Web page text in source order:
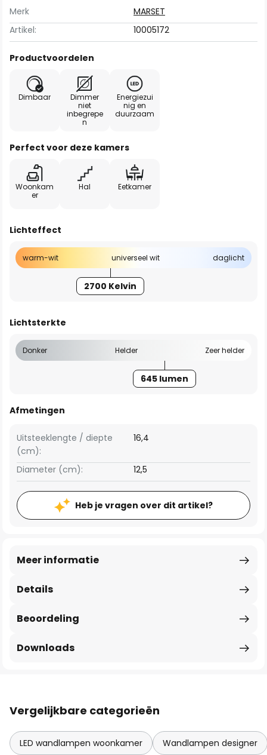
Merk
MARSET
Artikel:
10005172
Productvoordelen
Dimbaar
Dimmer
niet
inbegrepe
n
Energiezui
nig en
duurzaam
Perfect voor deze kamers
Woonkam
er
Hal Eetkamer
Lichteffect
warm-wit universeel wit daglicht
2700 Kelvin
Lichtsterkte
Donker Helder Zeer helder
645 lumen
Afmetingen
Uitsteeklengte / diepte
(cm):
16,4
Diameter (cm): 12,5
Heb je vragen over dit artikel?
Details
Meer informatie
Beoordeling
Downloads
Vergelijkbare categorieën
LED wandlampen woonkamer Wandlampen designer